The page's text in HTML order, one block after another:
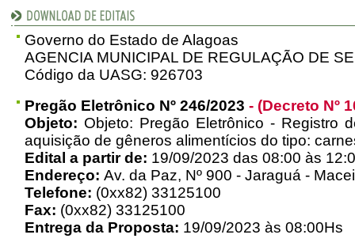
Governo do Estado de Alagoas
AGENCIA MUNICIPAL DE REGULAÇÃO DE
Código da UASG: 926703
Pregão Eletrônico Nº 246/2023 - (Decreto Nº
Objeto: Objeto: Pregão Eletrônico - Registro
aquisição de gêneros alimentícios do tipo:
Edital a partir de: 19/09/2023 das 08:00 às
Endereço: Av. da Paz, Nº 900 - Jaraguá -
Telefone: (0xx82) 33125100
Fax: (0xx82) 33125100
Entrega da Proposta: 19/09/2023 às 08:00Hs